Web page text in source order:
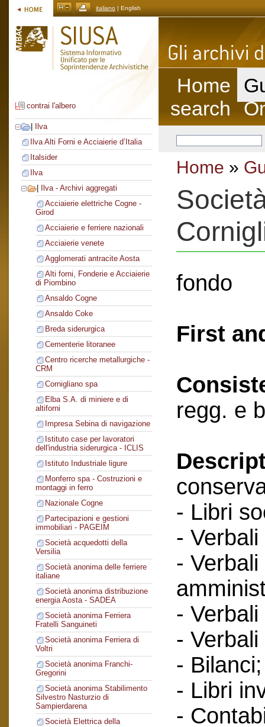
italiano | English
contrai l'albero
Ilva
Ilva Alti Forni e Acciaierie d’Italia
Italsider
Ilva
Ilva - Archivi aggregati
Acciaierie elettriche Cogne -
Girod
Acciaierie e ferriere nazionali
Acciaierie venete
Agglomerati antracite Aosta
Alti forni, Fonderie e Acciaierie
di Piombino
Ansaldo Cogne
Ansaldo Coke
Breda siderurgica
Cementerie litoranee
Centro ricerche metallurgiche -
CRM
Cornigliano spa
Elba S.A. di miniere e di
altiforni
Impresa Sebina di navigazione
Istituto case per lavoratori
dell'industria siderurgica - ICLIS
Istituto Industriale ligure
Monferro spa - Costruzioni e
montaggi in ferro
Nazionale Cogne
Partecipazioni e gestioni
immobiliari - PAGEIM
Società acquedotti della
Versilia
Società anonima delle ferriere
italiane
Società anonima distribuzione
energia Aosta - SADEA
Società anonima Ferriera
Fratelli Sanguineti
Società anonima Ferriera di
Voltri
Società anonima Franchi-
Gregorini
Società anonima Stabilimento
Silvestro Nasturzio di
Sampierdarena
Società Elettrica della
Home
search
Home »
fondo
First
regg. e
- Libri
-
-
-
-
- Bilanci;
- Libri
-